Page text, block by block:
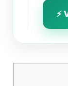
⚡